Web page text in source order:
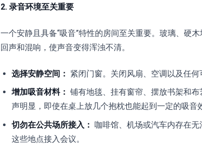
2. 录音环境至关重要
一个安静且具备“吸音”特性的房间至关重要。玻璃、硬
回声和混响，使声音变得浑浊不清。
选择安静空间： 紧闭门窗。关闭风扇、空调以及任何
增加吸音材料： 铺有地毯、挂有窗帘、摆放书架和
声明显，即使在桌上放几个抱枕也能起到一定的吸音
切勿在公共场所接入： 咖啡馆、机场或汽车内存在
这些地点接入会议。